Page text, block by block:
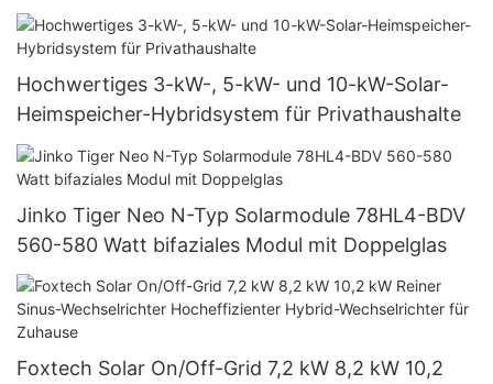
Hersteller
Hochwertiges 3-kW-, 5-kW- und 10-kW-Solar-
Heimspeicher-Hybridsystem für Privathaushalte
Jinko Tiger Neo N-Typ Solarmodule 78HL4-BDV
560-580 Watt bifaziales Modul mit Doppelglas
Foxtech Solar On/Off-Grid 7,2 kW 8,2 kW 10,2